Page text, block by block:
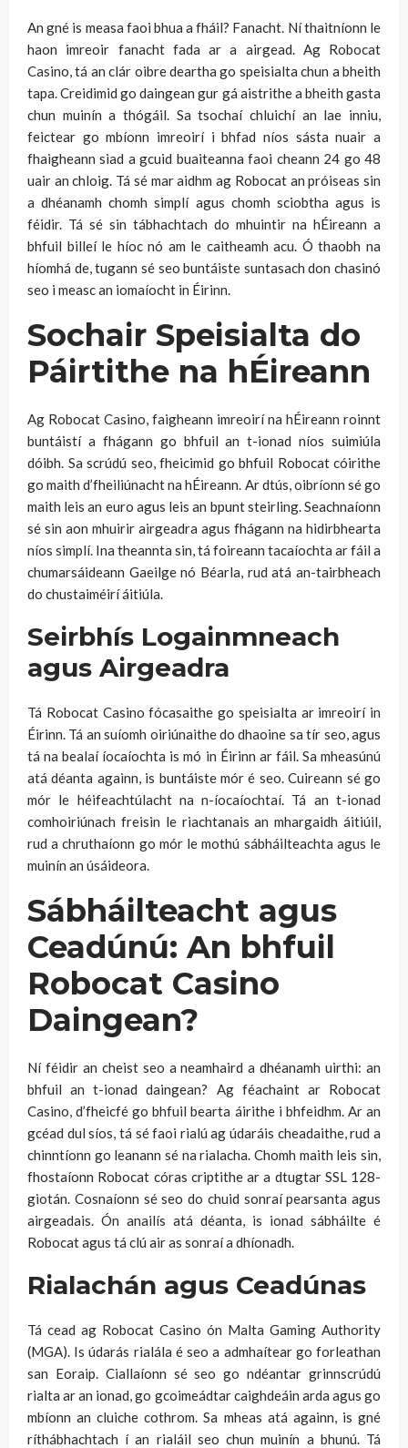
An gné is measa faoi bhua a fháil? Fanacht. Ní thaitníonn le
haon imreoir fanacht fada ar a airgead. Ag Robocat
Casino, tá an clár oibre deartha go speisialta chun a bheith
tapa. Creidimid go daingean gur gá aistrithe a bheith gasta
chun muinín a thógáil. Sa tsochaí chluichí an lae inniu,
feictear go mbíonn imreoirí i bhfad níos sásta nuair a
fhaigheann siad a gcuid buaiteanna faoi cheann 24 go 48
uair an chloig. Tá sé mar aidhm ag Robocat an próiseas sin
a dhéanamh chomh simplí agus chomh sciobtha agus is
féidir. Tá sé sin tábhachtach do mhuintir na hÉireann a
bhfuil billeí le híoc nó am le caitheamh acu. Ó thaobh na
híomhá de, tugann sé seo buntáiste suntasach don chasinó
seo i measc an iomaíocht in Éirinn.
Sochair Speisialta do
Páirtithe na hÉireann
Ag Robocat Casino, faigheann imreoirí na hÉireann roinnt
buntáistí a fhágann go bhfuil an t-ionad níos suimiúla
dóibh. Sa scrúdú seo, fheicimid go bhfuil Robocat cóirithe
go maith d’fheiliúnacht na hÉireann. Ar dtús, oibríonn sé go
maith leis an euro agus leis an bpunt steirling. Seachnaíonn
sé sin aon mhuirir airgeadra agus fhágann na hidirbhearta
níos simplí. Ina theannta sin, tá foireann tacaíochta ar fáil a
chumarsáideann Gaeilge nó Béarla, rud atá an-tairbheach
do chustaiméirí áitiúla.
Seirbhís Logainmneach
agus Airgeadra
Tá Robocat Casino fócasaithe go speisialta ar imreoirí in
Éirinn. Tá an suíomh oiriúnaithe do dhaoine sa tír seo, agus
tá na bealaí íocaíochta is mó in Éirinn ar fáil. Sa mheasúnú
atá déanta againn, is buntáiste mór é seo. Cuireann sé go
mór le héifeachtúlacht na n-íocaíochtaí. Tá an t-ionad
comhoiriúnach freisin le riachtanais an mhargaidh áitiúil,
rud a chruthaíonn go mór le mothú sábháilteachta agus le
muinín an úsáideora.
Sábháilteacht agus
Ceadúnú: An bhfuil
Robocat Casino
Daingean?
Ní féidir an cheist seo a neamhaird a dhéanamh uirthi: an
bhfuil an t-ionad daingean? Ag féachaint ar Robocat
Casino, d’fheicfé go bhfuil bearta áirithe i bhfeidhm. Ar an
gcéad dul síos, tá sé faoi rialú ag údaráis cheadaithe, rud a
chinntíonn go leanann sé na rialacha. Chomh maith leis sin,
fhostaíonn Robocat córas criptithe ar a dtugtar SSL 128-
giotán. Cosnaíonn sé seo do chuid sonraí pearsanta agus
airgeadais. Ón anailís atá déanta, is ionad sábháilte é
Robocat agus tá clú air as sonraí a dhíonadh.
Rialachán agus Ceadúnas
Tá cead ag Robocat Casino ón Malta Gaming Authority
(MGA). Is údarás rialála é seo a admhaítear go forleathan
san Eoraip. Ciallaíonn sé seo go ndéantar grinnscrúdú
rialta ar an ionad, go gcoimeádtar caighdeáin arda agus go
mbíonn an cluiche cothrom. Sa mheas atá againn, is gné
ríthábhachtach í an rialáil seo chun muinín a bhunú. Tá